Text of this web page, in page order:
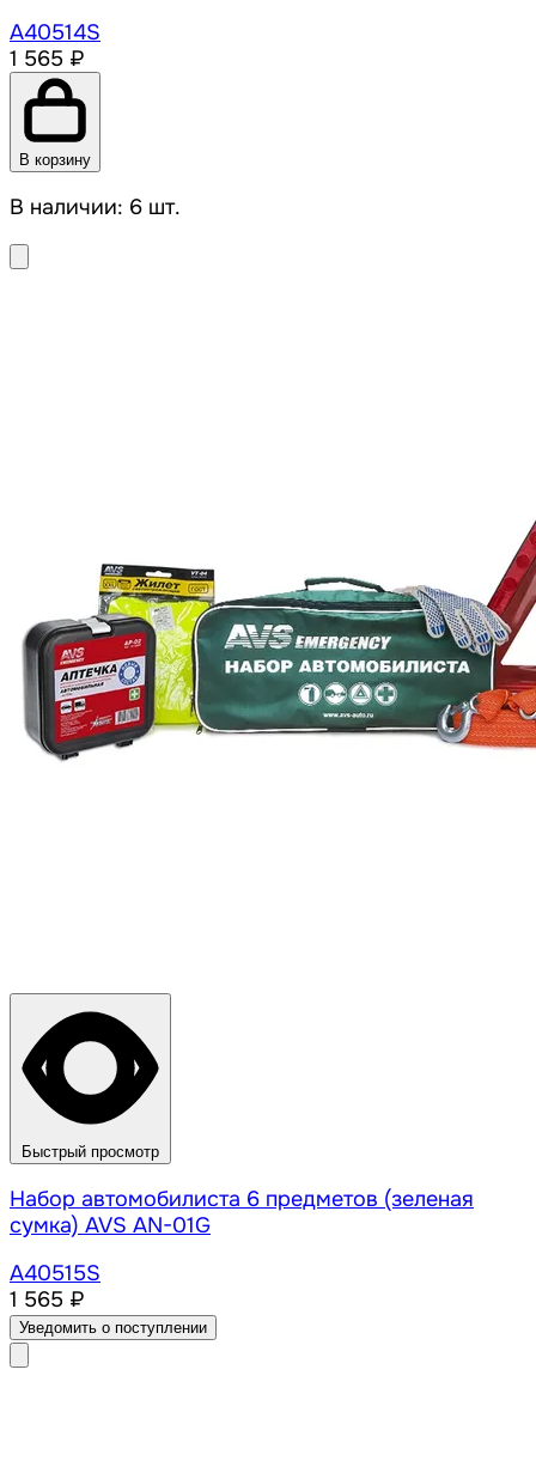
A40514S
1 565 ₽
В корзину
В наличии: 6 шт.
Быстрый просмотр
Набор автомобилиста 6 предметов (зеленая
сумка) AVS AN-01G
A40515S
1 565 ₽
Уведомить о поступлении